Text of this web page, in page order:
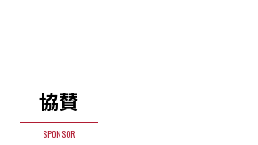
協賛
SPONSOR